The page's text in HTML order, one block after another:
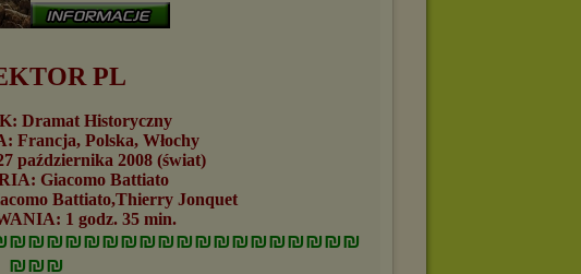
PL
Dramat Historyczny
Francja, Polska, Włochy
października 2008 (świat)
Giacomo Battiato
Battiato,Thierry Jonquet
1 godz. 35 min.
₪₪₪